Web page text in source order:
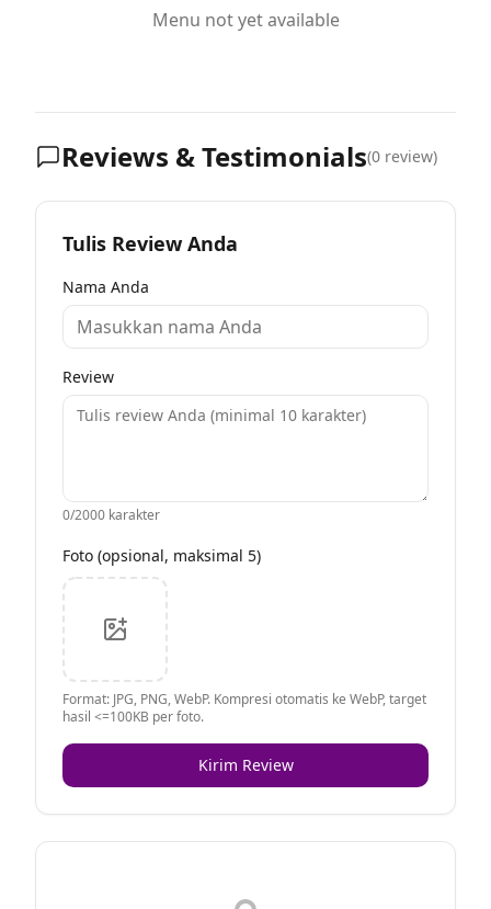
Menu not yet available
Reviews & Testimonials(0 review)
Tulis Review Anda
Nama Anda
Review
0/2000 karakter
Foto (opsional, maksimal 5)
Format: JPG, PNG, WebP. Kompresi otomatis ke WebP, target
hasil <=100KB per foto.
Kirim Review